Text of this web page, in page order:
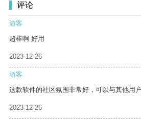
评论
游客
超棒啊 好用
2023-12-26
游客
这款软件的社区氛围非常好，可以与其他用
2023-12-26